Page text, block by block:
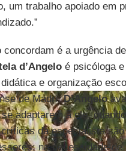
um trabalho apoiado em
é a urgência de
d’Angeloé psicóloga e
e organização
de Madri.D’Angelo
adaptarem a ele,
da especialista são
na necessidade de